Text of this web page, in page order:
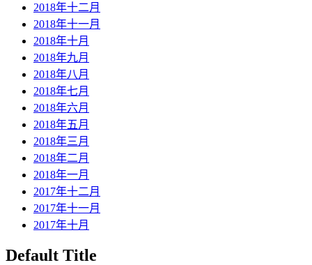
2018年十二月
2018年十一月
2018年十月
2018年九月
2018年八月
2018年七月
2018年六月
2018年五月
2018年三月
2018年二月
2018年一月
2017年十二月
2017年十一月
2017年十月
Default Title